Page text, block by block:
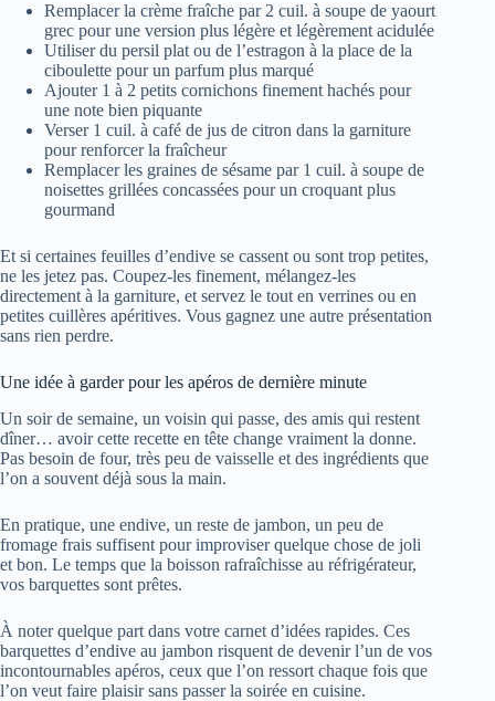
Remplacer la crème fraîche par 2 cuil. à soupe de yaourt
grec pour une version plus légère et légèrement acidulée
Utiliser du persil plat ou de l’estragon à la place de la
ciboulette pour un parfum plus marqué
Ajouter 1 à 2 petits cornichons finement hachés pour
une note bien piquante
Verser 1 cuil. à café de jus de citron dans la garniture
pour renforcer la fraîcheur
Remplacer les graines de sésame par 1 cuil. à soupe de
noisettes grillées concassées pour un croquant plus
gourmand
Et si certaines feuilles d’endive se cassent ou sont trop petites,
ne les jetez pas. Coupez-les finement, mélangez-les
directement à la garniture, et servez le tout en verrines ou en
petites cuillères apéritives. Vous gagnez une autre présentation
sans rien perdre.
Une idée à garder pour les apéros de dernière minute
Un soir de semaine, un voisin qui passe, des amis qui restent
dîner… avoir cette recette en tête change vraiment la donne.
Pas besoin de four, très peu de vaisselle et des ingrédients que
l’on a souvent déjà sous la main.
En pratique, une endive, un reste de jambon, un peu de
fromage frais suffisent pour improviser quelque chose de joli
et bon. Le temps que la boisson rafraîchisse au réfrigérateur,
vos barquettes sont prêtes.
À noter quelque part dans votre carnet d’idées rapides. Ces
barquettes d’endive au jambon risquent de devenir l’un de vos
incontournables apéros, ceux que l’on ressort chaque fois que
l’on veut faire plaisir sans passer la soirée en cuisine.